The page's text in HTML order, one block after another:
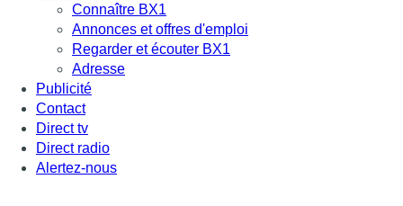
Connaître BX1
Annonces et offres d'emploi
Regarder et écouter BX1
Adresse
Publicité
Contact
Direct tv
Direct radio
Alertez-nous